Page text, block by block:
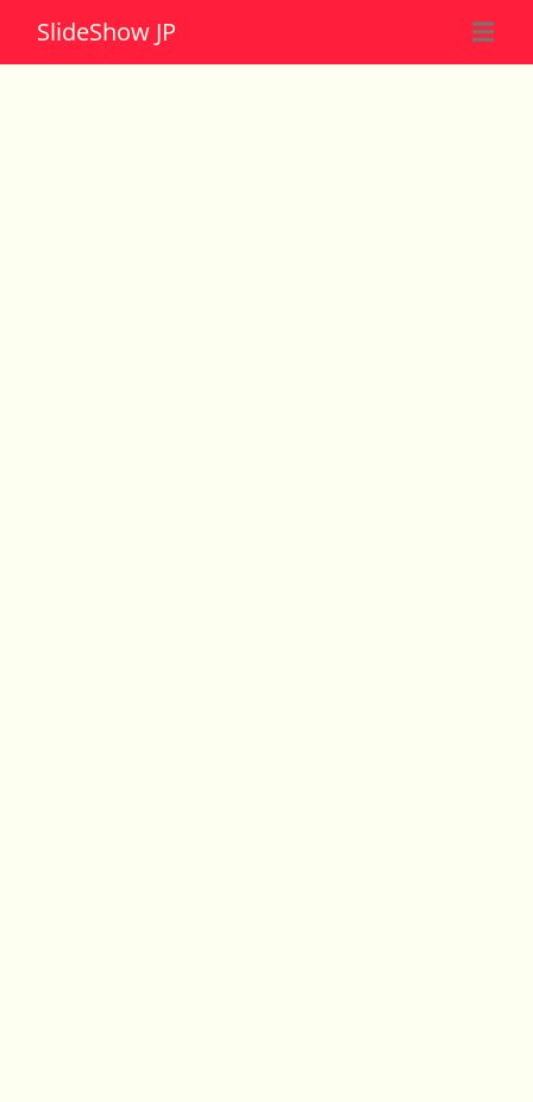
SlideShow JP ☰